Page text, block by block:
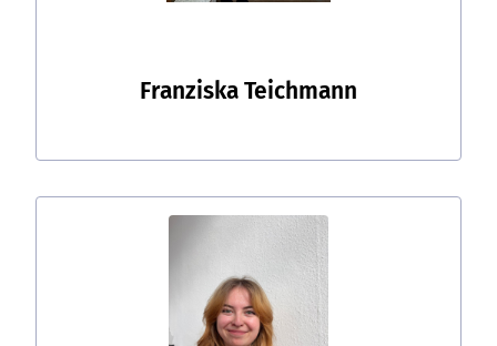
Franziska Teichmann